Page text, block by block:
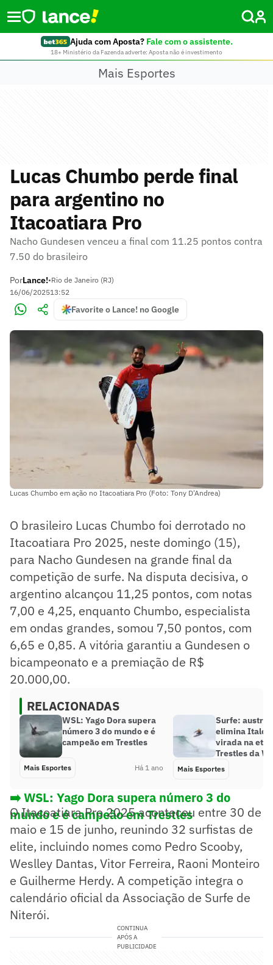
Ajuda com Aposta? Fale com o assistente.
18+ Ministério da Fazenda adverte: Aposta não é investimento
Mais Esportes
Lucas Chumbo perde final
para argentino no
Itacoatiara Pro
Nacho Gundesen venceu a final com 11.25 pontos contra
7.50 do brasileiro
PorLance!•Rio de Janeiro (RJ)
16/06/202513:52
Favorite o Lance! no Google
Lucas Chumbo em ação no Itacoatiara Pro (Foto: Tony D'Andrea)
O brasileiro Lucas Chumbo foi derrotado no
Itacoatiara Pro 2025, neste domingo (15),
para Nacho Gundesen na grande final da
competição de surfe. Na disputa decisiva, o
argentino alcançou 11,25 pontos, com notas
7,00 e 4,25, enquanto Chumbo, especialista
em ondas grandes, somou 7,50 pontos, com
6,65 e 0,85. A vitória garantiu a Gundesen o
bicampeonato e a premiação de R$
20.000,00.
RELACIONADAS
WSL: Yago Dora supera
número 3 do mundo e é
campeão em Trestles
Mais Esportes Há 1 ano
Surfe:
elimina Italo
virada na
Trestles da
Mais Esportes
➡️ WSL: Yago Dora supera número 3 do
mundo e é campeão em Trestles
O Itacoatiara Pro 2025 aconteceu entre 30 de
maio e 15 de junho, reunindo 32 surfistas de
elite, incluindo nomes como Pedro Scooby,
Weslley Dantas, Vitor Ferreira, Raoni Monteiro
e Guilherme Herdy. A competição integra o
calendário oficial da Associação de Surfe de
Niterói.
CONTINUA
APÓS A
PUBLICIDADE